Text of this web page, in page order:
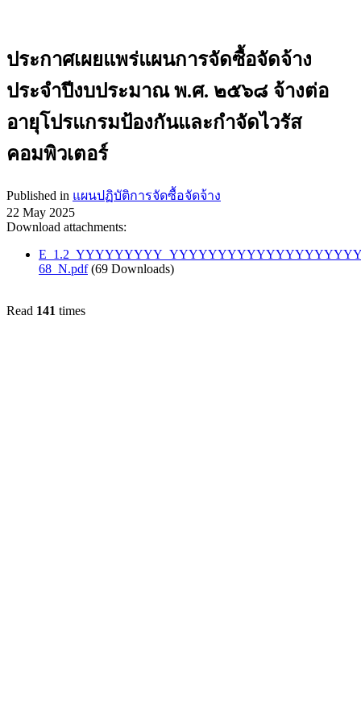
ประกาศเผยแพร่แผนการจัดซื้อจัดจ้าง
ประจำปีงบประมาณ พ.ศ. ๒๕๖๘ จ้างต่อ
อายุโปรแกรมป้องกันและกำจัดไวรัส
คอมพิวเตอร์
Published in แผนปฏิบัติการจัดซื้อจัดจ้าง
22 May 2025
Download attachments:
68_N.pdf (69 Downloads)
Read 141 times